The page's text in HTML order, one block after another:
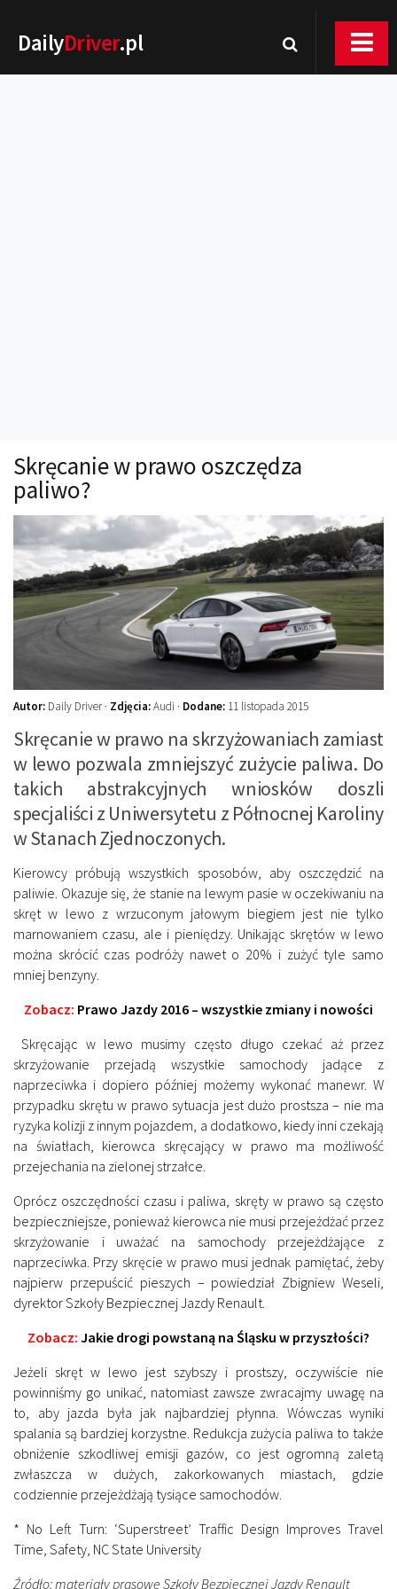
DailyDriver.pl
Technika jazdy
Oświetlenie
Kalkulatory
Przelicznik mocy
Auto z niemiec
Galerie
Skręcanie w prawo oszczędza
paliwo?
Autor: Daily Driver · Zdjęcia:Audi · Dodane: 11 listopada 2015
Skręcanie w prawo na skrzyżowaniach zamiast
w lewo pozwala zmniejszyć zużycie paliwa. Do
takich abstrakcyjnych wniosków doszli
specjaliści z Uniwersytetu z Północnej Karoliny
w Stanach Zjednoczonych.
Kierowcy próbują wszystkich sposobów, aby oszczędzić na
paliwie. Okazuje się, że stanie na lewym pasie w oczekiwaniu na
skręt w lewo z wrzuconym jałowym biegiem jest nie tylko
marnowaniem czasu, ale i pieniędzy. Unikając skrętów w lewo
można skrócić czas podróży nawet o 20% i zużyć tyle samo
mniej benzyny.
Zobacz: Prawo Jazdy 2016 – wszystkie zmiany i nowości
Skręcając w lewo musimy często długo czekać aż przez
skrzyżowanie przejadą wszystkie samochody jadące z
naprzeciwka i dopiero później możemy wykonać manewr. W
przypadku skrętu w prawo sytuacja jest dużo prostsza – nie ma
ryzyka kolizji z innym pojazdem, a dodatkowo, kiedy inni czekają
na światłach, kierowca skręcający w prawo ma możliwość
przejechania na zielonej strzałce.
Oprócz oszczędności czasu i paliwa, skręty w prawo są często
bezpieczniejsze, ponieważ kierowca nie musi przejeżdżać przez
skrzyżowanie i uważać na samochody przejeżdżające z
naprzeciwka. Przy skręcie w prawo musi jednak pamiętać, żeby
najpierw przepuścić pieszych – powiedział Zbigniew Weseli,
dyrektor Szkoły Bezpiecznej Jazdy Renault.
Zobacz: Jakie drogi powstaną na Śląsku w przyszłości?
Jeżeli skręt w lewo jest szybszy i prostszy, oczywiście nie
powinniśmy go unikać, natomiast zawsze zwracajmy uwagę na
to, aby jazda była jak najbardziej płynna. Wówczas wyniki
spalania są bardziej korzystne. Redukcja zużycia paliwa to także
obniżenie szkodliwej emisji gazów, co jest ogromną zaletą
zwłaszcza w dużych, zakorkowanych miastach, gdzie
codziennie przejeżdżają tysiące samochodów.
* No Left Turn: ‘Superstreet’ Traffic Design Improves Travel
Time, Safety , NC State University
Źródło: materiały prasowe Szkoły Bezpiecznej Jazdy Renault